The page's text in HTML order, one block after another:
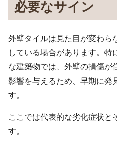
必要なサイン
外壁タイルは見た目が変わら
している場合があります。特
な建築物では、外壁の損傷が
影響を与えるため、早期に発
す。
ここでは代表的な劣化症状と
す。